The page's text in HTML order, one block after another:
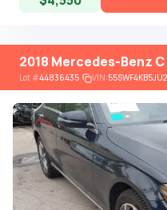
2018 Mercedes-Benz
Lot#44836435 VIN: